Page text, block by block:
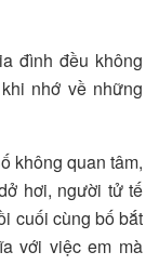
đình đều không
nhớ về những
không quan tâm,
hơi, người tử tế
cuối cùng bố bắt
với việc em mà